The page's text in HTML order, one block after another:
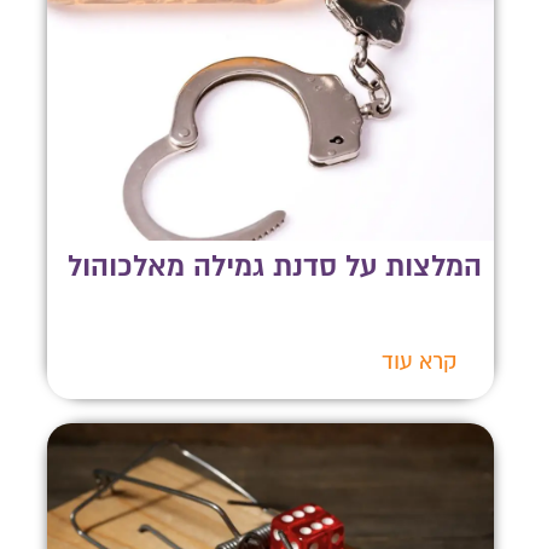
המלצות על סדנת גמילה מאלכוהול
קרא עוד